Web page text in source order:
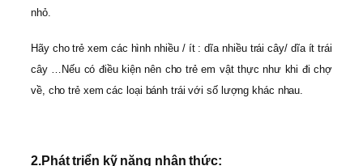
nhỏ.
Hãy cho trẻ xem các hình nhiều / ít : dĩa nhiều trái cây/ dĩa ít trái
cây …Nếu có điều kiện nên cho trẻ em vật thực như khi đi chợ
về, cho trẻ xem các loại bánh trái với số lượng khác nhau.
2.Phát triển kỹ năng nhận thức: